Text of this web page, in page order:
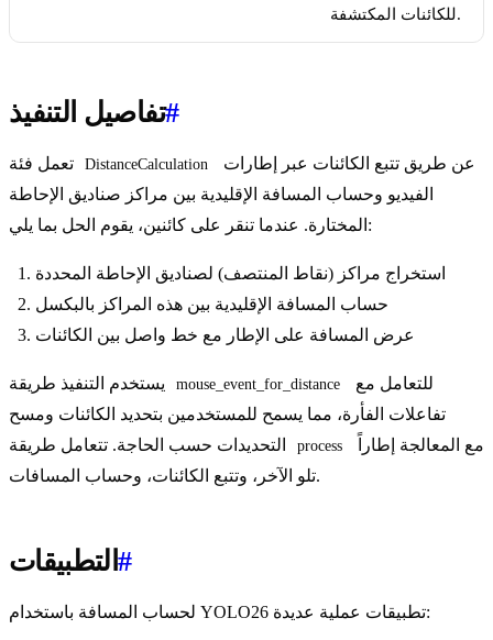
للكائنات المكتشفة.
تفاصيل التنفيذ#
DistanceCalculation
الفيديو وحساب المسافة الإقليدية بين مراكز صناديق الإحاطة
المختارة. عندما تنقر على كائنين، يقوم الحل بما يلي:
استخراج مراكز (نقاط المنتصف) لصناديق الإحاطة المحددة
حساب المسافة الإقليدية بين هذه المراكز بالبكسل
عرض المسافة على الإطار مع خط واصل بين الكائنات
mouse_event_for_distance
تفاعلات الفأرة، مما يسمح للمستخدمين بتحديد الكائنات ومسح
process
تلو الآخر، وتتبع الكائنات، وحساب المسافات.
التطبيقات#
لحساب المسافة باستخدام YOLO26 تطبيقات عملية عديدة: